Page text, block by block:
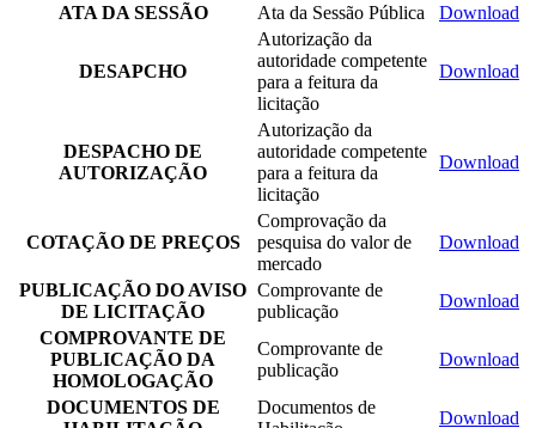
ATA DA SESSÃO
Ata da Sessão Pública Download
DESAPCHO
Autorização da
autoridade competente
para a feitura da
licitação
Download
DESPACHO DE
AUTORIZAÇÃO
Autorização da
autoridade competente
para a feitura da
licitação
Download
COTAÇÃO DE PREÇOS
Comprovação da
pesquisa do valor de
mercado
Download
PUBLICAÇÃO DO AVISO
DE LICITAÇÃO
Comprovante de
publicação
Download
COMPROVANTE DE
PUBLICAÇÃO DA
HOMOLOGAÇÃO
Comprovante de
publicação
Download
DOCUMENTOS DE
Documentos de
Download